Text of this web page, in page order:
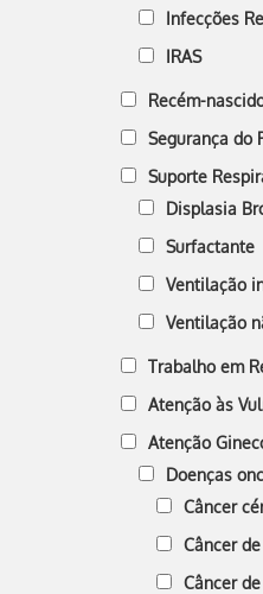
Infecções
IRAS
Recém-
Segurança do
Suporte
Displasia
Surfactante
Ventilação
Ventilação
Trabalho em
Atenção às
Atenção
Doenças
Câncer
Câncer
Câncer